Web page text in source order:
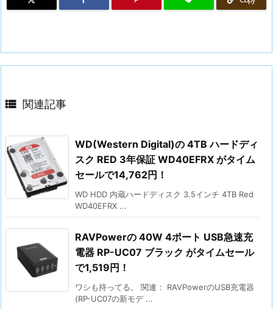
 関連記事
WD(Western Digital)の 4TB ハードディ
スク RED 3年保証 WD40EFRX がタイム
セールで14,762円！
WD HDD 内蔵ハードディスク 3.5インチ 4TB Red
WD40EFRX ...
RAVPowerの 40W 4ポート USB急速充
電器 RP-UC07 ブラック がタイムセール
で1,519円！
ワシも持ってる。 関連： RAVPowerのUSB充電器
(RP-UC07の新モデ ...